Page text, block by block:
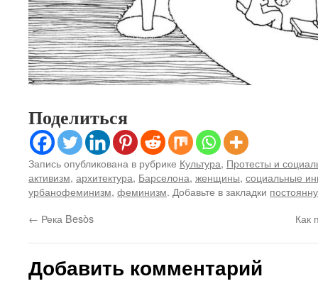
Поделиться
Запись опубликована в рубрике Культура, Протесты и
активизм, архитектура, Барселона, женщины, социальные
урбанофеминизм, феминизм. Добавьте в закладки
← Река Besòs Как
Добавить комментарий